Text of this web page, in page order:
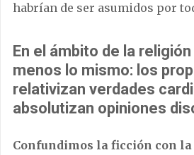
habrían de ser asumidos por
En el ámbito de la
menos lo mismo: los
relativizan verdades
absolutizan opiniones
Confundimos la ficción con